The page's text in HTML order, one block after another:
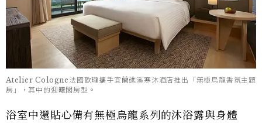
Atelier Cologne法國歐瓏攜手宜蘭礁溪寒沐酒店推出「無極烏龍香氛主題
房」，其中的迎曦閣房型。
浴室中還貼心備有無極烏龍系列的沐浴露與身體